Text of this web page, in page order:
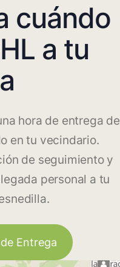
cuándo
a tu
hora de entrega de
en tu vecindario.
de seguimiento y
personal a tu
Entrega